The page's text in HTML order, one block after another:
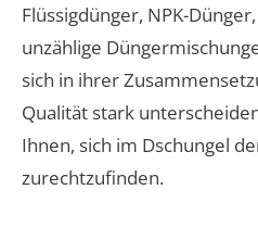
Flüssigdünger, NPK-
unzählige
sich in ihrer
Qualität stark
Ihnen, sich im Dschungel
zurechtzufinden.